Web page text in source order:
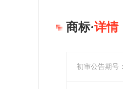
商标·详情
初审公告期号：